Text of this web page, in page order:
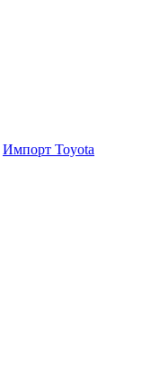
Импорт Toyota